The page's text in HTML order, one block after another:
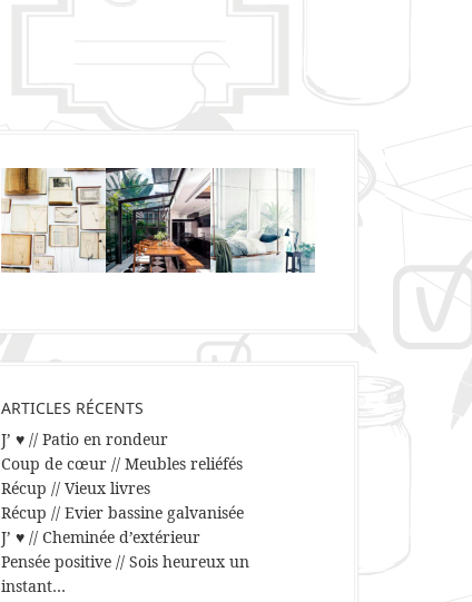
ARTICLES RÉCENTS
J’ ♥ // Patio en rondeur
Coup de cœur // Meubles reliéfés
Récup // Vieux livres
Récup // Evier bassine galvanisée
J’ ♥ // Cheminée d’extérieur
Pensée positive // Sois heureux un
instant…